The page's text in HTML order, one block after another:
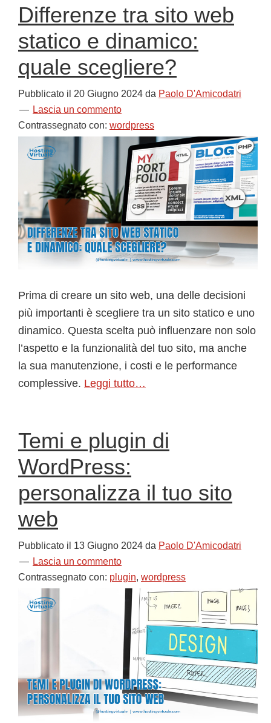
Differenze tra sito web
statico e dinamico:
quale scegliere?
Pubblicato il 20 Giugno 2024 da Paolo D'Amicodatri
Lascia un commento
Contrassegnato con: wordpress
Prima di creare un sito web, una delle decisioni
più importanti è scegliere tra un sito statico e uno
dinamico. Questa scelta può influenzare non solo
l’aspetto e la funzionalità del tuo sito, ma anche
la sua manutenzione, i costi e le performance
complessive. Leggi tutto…
Temi e plugin di
WordPress:
personalizza il tuo sito
web
Pubblicato il 13 Giugno 2024 da Paolo D'Amicodatri
Lascia un commento
Contrassegnato con: plugin, wordpress